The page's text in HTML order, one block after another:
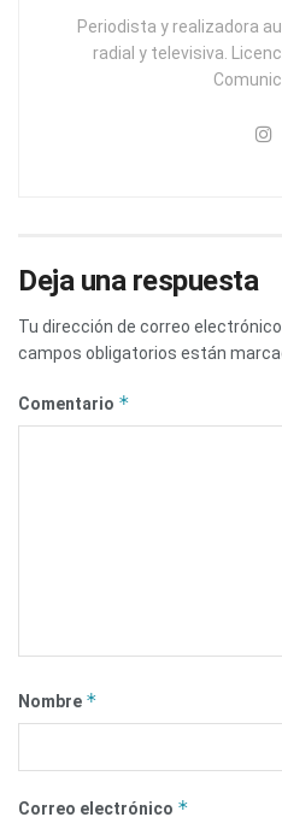
Periodista y realizadora
radial y televisiva.
Deja una respuesta
Tu dirección de correo
campos obligatorios están
Comentario *
Nombre *
Correo electrónico *